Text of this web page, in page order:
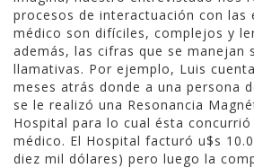
procesos de interactuación con las
médico son difíciles, complejos y
además, las cifras que se manejan
llamativas. Por ejemplo, Luis
meses atrás donde a una persona
se le realizó una Resonancia
Hospital para lo cual ésta
médico. El Hospital facturó u$s
diez mil dólares) pero luego la